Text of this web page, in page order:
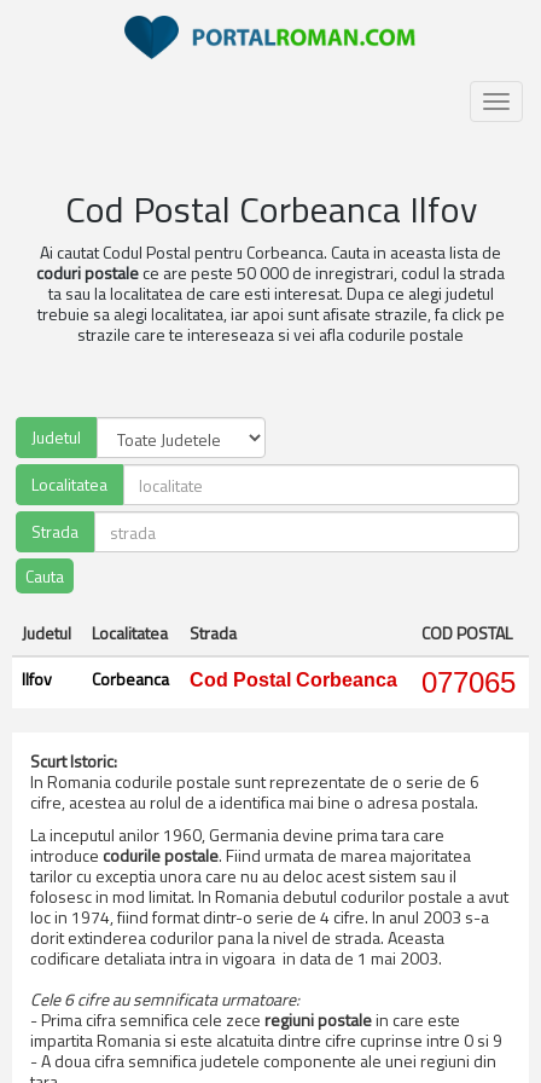
Toggle
Cod Postal Corbeanca Ilfov
Ai cautat Codul Postal pentru Corbeanca. Cauta in aceasta lista de
coduri postalece are peste 50 000 de inregistrari, codul la strada
ta sau la localitatea de care esti interesat. Dupa ce alegi judetul
trebuie sa alegi localitatea, iar apoi sunt afisate strazile, fa click pe
strazile care te intereseaza si vei afla codurile postale
Judetul
Localitatea
Strada
Judetul Localitatea Strada
COD POSTAL
Ilfov
Corbeanca Cod Postal Corbeanca 077065
Scurt Istoric:
In Romania codurile postale sunt reprezentate de o serie de 6
cifre, acestea au rolul de a identifica mai bine o adresa postala.
La inceputul anilor 1960, Germania devine prima tara care
introduce codurile postale. Fiind urmata de marea majoritatea
tarilor cu exceptia unora care nu au deloc acest sistem sau il
folosesc in mod limitat. In Romania debutul codurilor postale a avut
loc in 1974, fiind format dintr-o serie de 4 cifre. In anul 2003 s-a
dorit extinderea codurilor pana la nivel de strada. Aceasta
codificare detaliata intra in vigoara in data de 1 mai 2003.
Cele 6 cifre au semnificata urmatoare:
- Prima cifra semnifica cele zeceregiuni postalein care este
impartita Romania si este alcatuita dintre cifre cuprinse intre 0 si 9
- A doua cifra semnifica judetele componente ale unei regiuni din